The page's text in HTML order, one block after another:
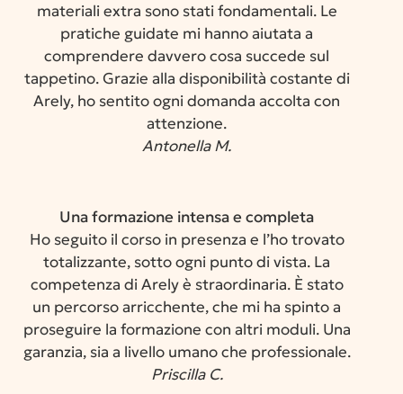
materiali extra sono stati fondamentali. Le
pratiche guidate mi hanno aiutata a
comprendere davvero cosa succede sul
tappetino. Grazie alla disponibilità costante di
Arely, ho sentito ogni domanda accolta con
attenzione.
Antonella M.
Una formazione intensa e completa
Ho seguito il corso in presenza e l’ho trovato
totalizzante, sotto ogni punto di vista. La
competenza di Arely è straordinaria. È stato
un percorso arricchente, che mi ha spinto a
proseguire la formazione con altri moduli. Una
garanzia, sia a livello umano che professionale.
Priscilla C.